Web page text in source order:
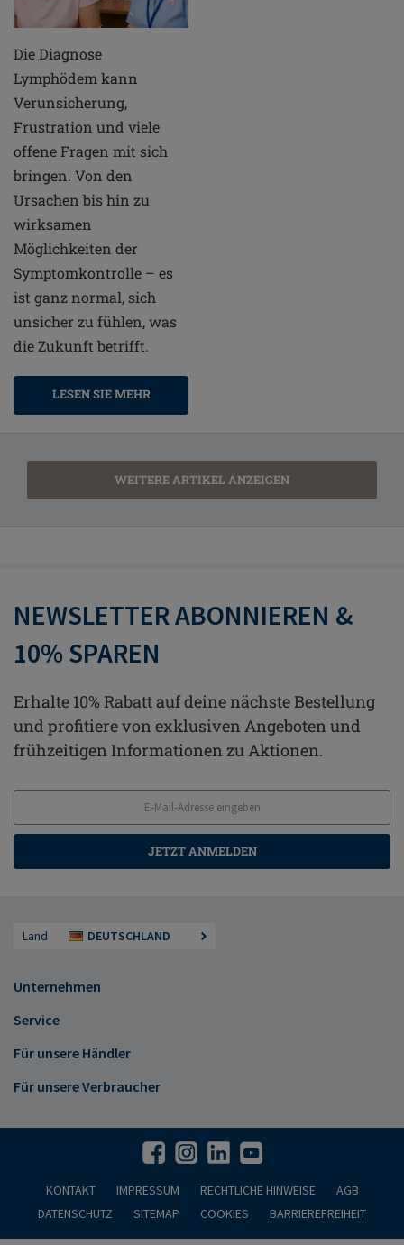
Die Diagnose
Lymphödem kann
Verunsicherung,
Frustration und viele
offene Fragen mit sich
bringen. Von den
Ursachen bis hin zu
wirksamen
Möglichkeiten der
Symptomkontrolle – es
ist ganz normal, sich
unsicher zu fühlen, was
die Zukunft betrifft.
LESEN SIE MEHR
WEITERE ARTIKEL ANZEIGEN
NEWSLETTER ABONNIEREN &
10% SPAREN
Erhalte 10% Rabatt auf deine nächste Bestellung
und profitiere von exklusiven Angeboten und
frühzeitigen Informationen zu Aktionen.
JETZT ANMELDEN
Land DEUTSCHLAND
Unternehmen
Service
Für unsere Händler
Für unsere Verbraucher
KONTAKT IMPRESSUM RECHTLICHE HINWEISE
AGB
DATENSCHUTZ
SITEMAP COOKIES BARRIEREFREIHEIT